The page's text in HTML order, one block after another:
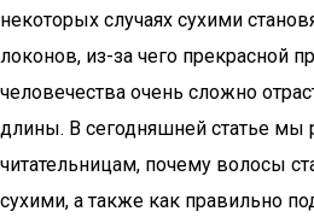
некоторых случаях сухими
локонов, из-за чего прекрасной
человечества очень сложно
длины. В сегодняшней статье мы
читательницам, почему волосы
сухими, а также как правильно